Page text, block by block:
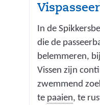
In de
die de
belemmeren,
Vissen zijn
zwemmend
te paaien(, te